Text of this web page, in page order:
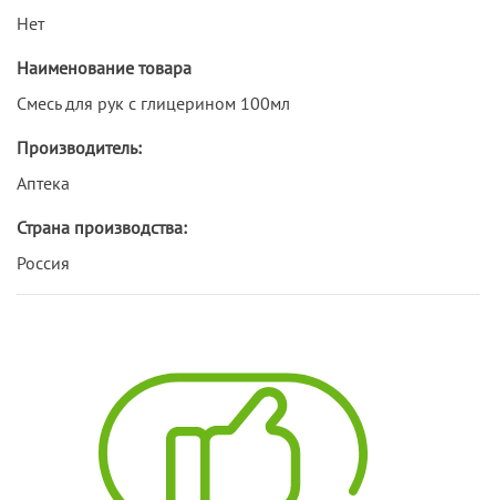
Нет
Наименование товара
Смесь для рук с глицерином 100мл
Производитель:
Аптека
Страна производства:
Россия